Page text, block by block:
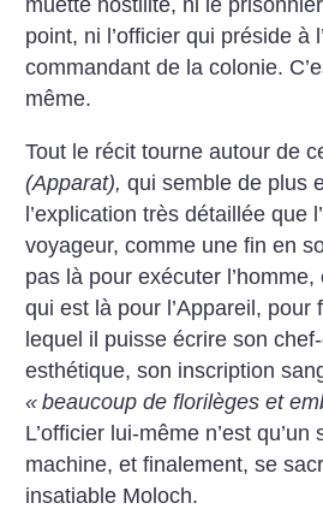
muette hostilité, ni le
point, ni l’officier qui préside à
commandant de la colonie.
même.
Tout le récit tourne autour de
(Apparat), qui semble de plus
l’explication très détaillée que
voyageur, comme une fin en
pas là pour exécuter l’homme,
qui est là pour l’Appareil, pour
lequel il puisse écrire son
esthétique, son inscription
« beaucoup de florilèges et
L’officier lui-même n’est
machine, et finalement, se
insatiable Moloch.